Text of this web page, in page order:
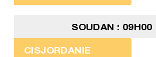
SOUDAN : 09H00
CISJORDANIE